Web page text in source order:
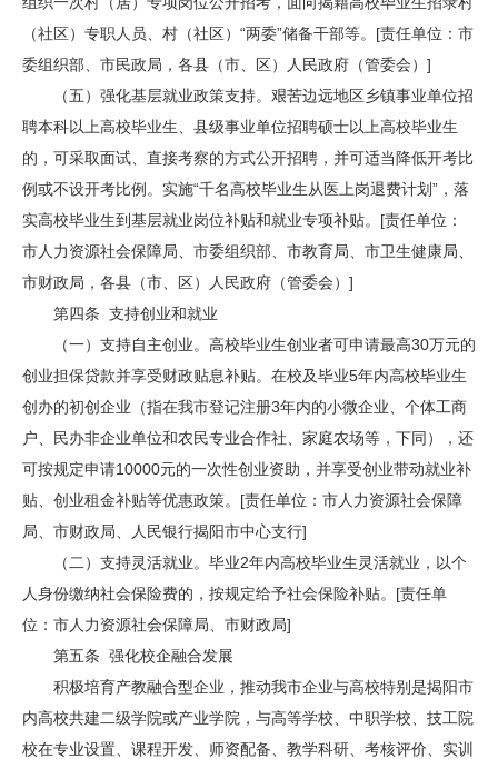
（社区）专职人员、村（社区）“两委”储备干部等。[责任单位：市
委组织部、市民政局，各县（市、区）人民政府（管委会）]
（五）强化基层就业政策支持。艰苦边远地区乡镇事业单位招
聘本科以上高校毕业生、县级事业单位招聘硕士以上高校毕业生
的，可采取面试、直接考察的方式公开招聘，并可适当降低开考比
例或不设开考比例。实施“千名高校毕业生从医上岗退费计划”，落
实高校毕业生到基层就业岗位补贴和就业专项补贴。[责任单位：
市人力资源社会保障局、市委组织部、市教育局、市卫生健康局、
市财政局，各县（市、区）人民政府（管委会）]
第四条 支持创业和就业
（一）支持自主创业。高校毕业生创业者可申请最高30万元的
创业担保贷款并享受财政贴息补贴。在校及毕业5年内高校毕业生
创办的初创企业（指在我市登记注册3年内的小微企业、个体工商
户、民办非企业单位和农民专业合作社、家庭农场等，下同），还
可按规定申请10000元的一次性创业资助，并享受创业带动就业补
贴、创业租金补贴等优惠政策。[责任单位：市人力资源社会保障
局、市财政局、人民银行揭阳市中心支行]
（二）支持灵活就业。毕业2年内高校毕业生灵活就业，以个
人身份缴纳社会保险费的，按规定给予社会保险补贴。[责任单
位：市人力资源社会保障局、市财政局]
第五条 强化校企融合发展
积极培育产教融合型企业，推动我市企业与高校特别是揭阳市
内高校共建二级学院或产业学院，与高等学校、中职学校、技工院
校在专业设置、课程开发、师资配备、教学科研、考核评价、实训